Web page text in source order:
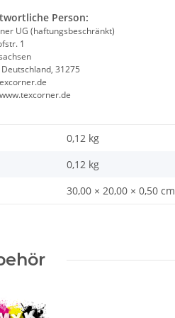
Person:
UG (haftungsbeschränkt)
1
31275
0,12 kg
0,12 kg
30,00 × 20,00 × 0,50 cm